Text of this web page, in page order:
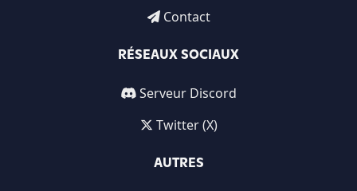
Contact
RÉSEAUX SOCIAUX
Serveur Discord
Twitter (X)
AUTRES